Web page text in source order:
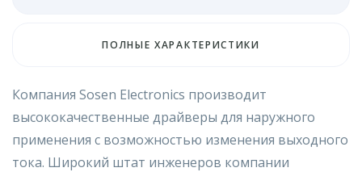
ПОЛНЫЕ ХАРАКТЕРИСТИКИ
Компания Sosen Electronics производит
высококачественные драйверы для наружного
применения с возможностью изменения выходного
тока. Широкий штат инженеров компании